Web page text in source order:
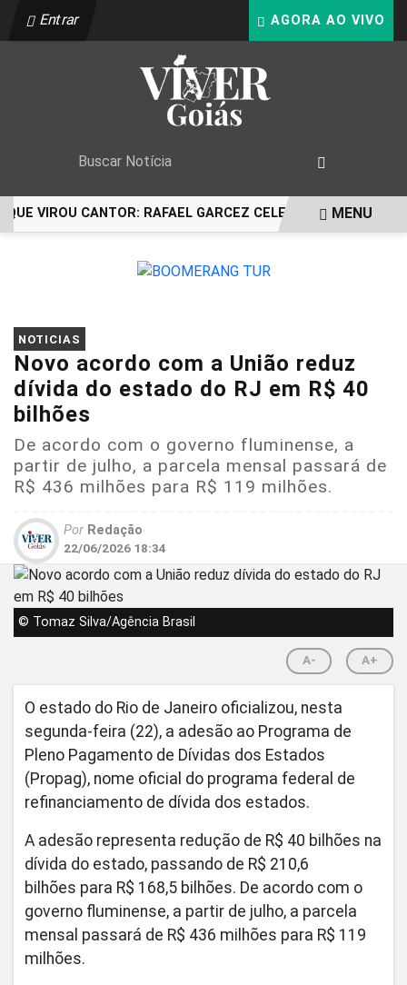
Entrar AGORA AO VIVO
VIROU CANTOR: RAFAEL GARCEZ CELEBRA 24 ANOS COM
MENU
NOTICIAS
Novo acordo com a União reduz
dívida do estado do RJ em R$ 40
bilhões
De acordo com o governo fluminense, a
partir de julho, a parcela mensal passará de
R$ 436 milhões para R$ 119 milhões.
Por Redação
22/06/2026 18:34
© Tomaz Silva/Agência Brasil
A- A+
O estado do Rio de Janeiro oficializou, nesta
segunda-feira (22), a adesão ao Programa de
Pleno Pagamento de Dívidas dos Estados
(Propag), nome oficial do programa federal de
refinanciamento de dívida dos estados.
A adesão representa redução de R$ 40 bilhões na
dívida do estado, passando de R$ 210,6
bilhões para R$ 168,5 bilhões. De acordo com o
governo fluminense, a partir de julho, a parcela
mensal passará de R$ 436 milhões para R$ 119
milhões.